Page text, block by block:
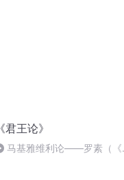
《君王论》
马基雅维利论——罗素（《